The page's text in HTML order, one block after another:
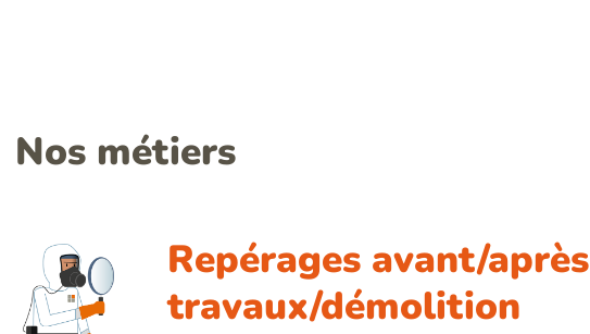
Nos métiers
Repérages avant/après
travaux/démolition